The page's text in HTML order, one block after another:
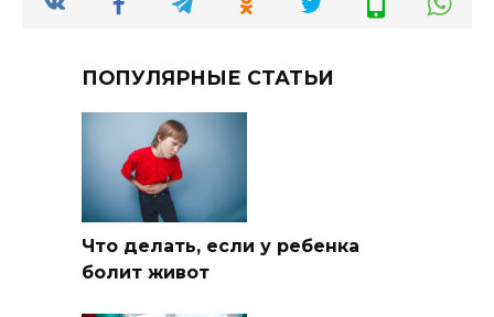
ПОПУЛЯРНЫЕ СТАТЬИ
Что делать, если у ребенка
болит живот